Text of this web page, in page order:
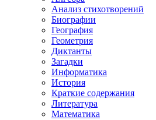
Анализ стихотворений
Биографии
География
Геометрия
Диктанты
Загадки
Информатика
История
Краткие содержания
Литература
Математика